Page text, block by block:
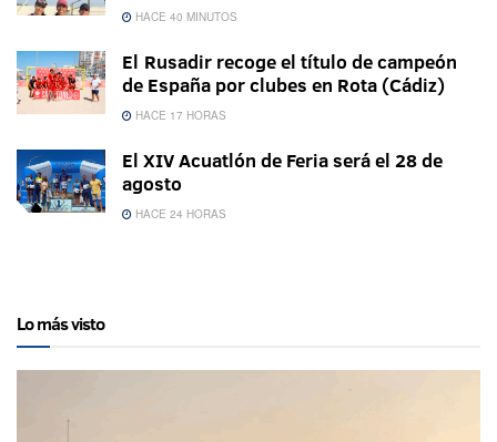
HACE 40 MINUTOS
El Rusadir recoge el título de campeón
de España por clubes en Rota (Cádiz)
HACE 17 HORAS
El XIV Acuatlón de Feria será el 28 de
agosto
HACE 24 HORAS
Lo más visto